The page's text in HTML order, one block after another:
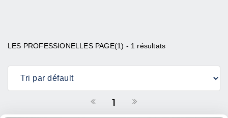
LES PROFESSIONELLES PAGE(1) - 1 résultats
1